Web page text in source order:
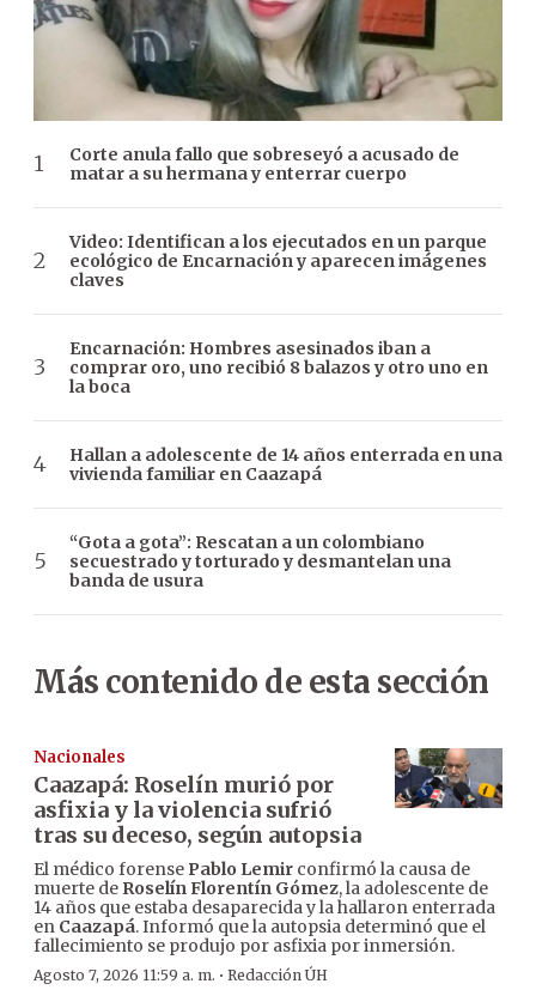
Corte anula fallo que sobreseyó a acusado de
matar a su hermana y enterrar cuerpo
Video: Identifican a los ejecutados en un parque
ecológico de Encarnación y aparecen imágenes
claves
Encarnación: Hombres asesinados iban a
comprar oro, uno recibió 8 balazos y otro uno en
la boca
Hallan a adolescente de 14 años enterrada en una
vivienda familiar en Caazapá
“Gota a gota”: Rescatan a un colombiano
secuestrado y torturado y desmantelan una
banda de usura
Más contenido de esta sección
Nacionales
Caazapá: Roselín murió por
asfixia y la violencia sufrió
tras su deceso, según autopsia
El médico forense Pablo Lemir confirmó la causa de
muerte de Roselín Florentín Gómez, la adolescente de
14 años que estaba desaparecida y la hallaron enterrada
en Caazapá. Informó que la autopsia determinó que el
fallecimiento se produjo por asfixia por inmersión.
Agosto 7, 2026 11:59 a. m. · Redacción ÚH